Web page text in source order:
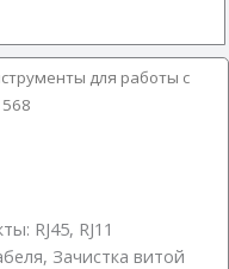
для работы с
RJ45, RJ11
Зачистка витой